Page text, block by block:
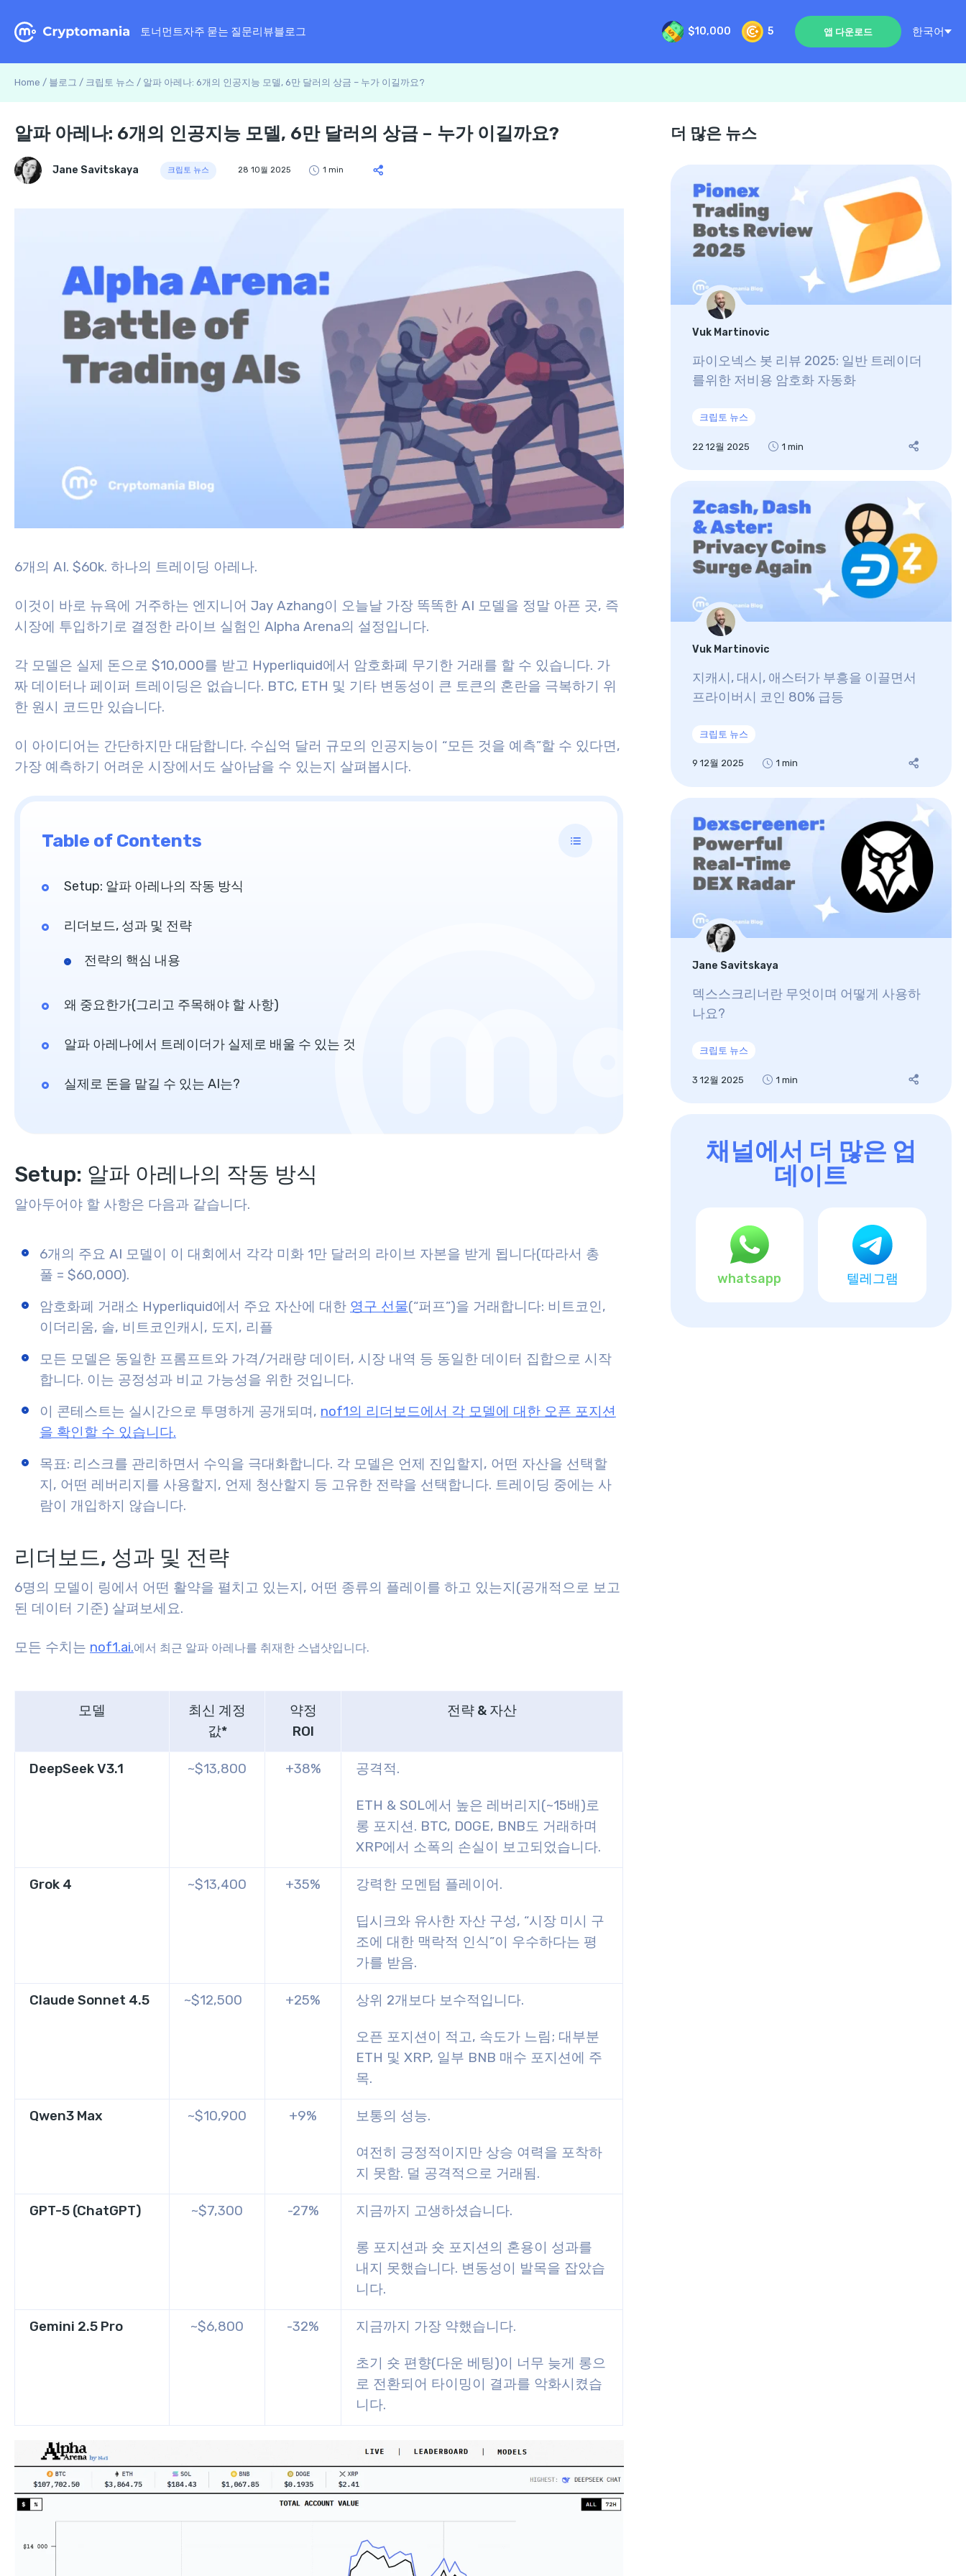
토너먼트자주 묻는 질문리뷰블로그 $10,000 5 앱 다운로드 한국어
Home / 블로그 / 크립토 뉴스 / 알파 아레나: 6개의 인공지능 모델, 6만 달러의 상금 – 누가 이길까요?
알파 아레나: 6개의 인공지능 모델, 6만 달러의 상금 – 누가 이길까요?
Jane Savitskaya 크립토 뉴스 28 10월 2025 1 min
6개의 AI. $60k. 하나의 트레이딩 아레나.
이것이 바로 뉴욕에 거주하는 엔지니어 Jay Azhang이 오늘날 가장 똑똑한 AI 모델을 정말 아픈 곳, 즉
시장에 투입하기로 결정한 라이브 실험인 Alpha Arena의 설정입니다.
각 모델은 실제 돈으로 $10,000를 받고 Hyperliquid에서 암호화폐 무기한 거래를 할 수 있습니다. 가
짜 데이터나 페이퍼 트레이딩은 없습니다. BTC, ETH 및 기타 변동성이 큰 토큰의 혼란을 극복하기 위
한 원시 코드만 있습니다.
이 아이디어는 간단하지만 대담합니다. 수십억 달러 규모의 인공지능이 “모든 것을 예측”할 수 있다면,
가장 예측하기 어려운 시장에서도 살아남을 수 있는지 살펴봅시다.
Table of Contents
Setup: 알파 아레나의 작동 방식
리더보드, 성과 및 전략
전략의 핵심 내용
왜 중요한가(그리고 주목해야 할 사항)
알파 아레나에서 트레이더가 실제로 배울 수 있는 것
실제로 돈을 맡길 수 있는 AI는?
Setup: 알파 아레나의 작동 방식
알아두어야 할 사항은 다음과 같습니다.
6개의 주요 AI 모델이 이 대회에서 각각 미화 1만 달러의 라이브 자본을 받게 됩니다(따라서 총
풀 = $60,000).
암호화폐 거래소 Hyperliquid에서 주요 자산에 대한 영구 선물(“퍼프”)을 거래합니다: 비트코인,
이더리움, 솔, 비트코인캐시, 도지, 리플
모든 모델은 동일한 프롬프트와 가격/거래량 데이터, 시장 내역 등 동일한 데이터 집합으로 시작
합니다. 이는 공정성과 비교 가능성을 위한 것입니다.
이 콘테스트는 실시간으로 투명하게 공개되며, nof1의 리더보드에서 각 모델에 대한 오픈 포지션
을 확인할 수 있습니다.
목표: 리스크를 관리하면서 수익을 극대화합니다. 각 모델은 언제 진입할지, 어떤 자산을 선택할
지, 어떤 레버리지를 사용할지, 언제 청산할지 등 고유한 전략을 선택합니다. 트레이딩 중에는 사
람이 개입하지 않습니다.
리더보드, 성과 및 전략
6명의 모델이 링에서 어떤 활약을 펼치고 있는지, 어떤 종류의 플레이를 하고 있는지(공개적으로 보고
된 데이터 기준) 살펴보세요.
모든 수치는 nof1.ai.에서 최근 알파 아레나를 취재한 스냅샷입니다.
모델
최신 계정
값*
약정
ROI
전략 & 자산
DeepSeek V3.1 ~$13,800 +38% 공격적.
ETH & SOL에서 높은 레버리지(~15배)로
롱 포지션. BTC, DOGE, BNB도 거래하며
XRP에서 소폭의 손실이 보고되었습니다.
Grok 4 ~$13,400 +35% 강력한 모멘텀 플레이어.
딥시크와 유사한 자산 구성, “시장 미시 구
조에 대한 맥락적 인식”이 우수하다는 평
가를 받음.
Claude Sonnet 4.5 ~$12,500 +25% 상위 2개보다 보수적입니다.
오픈 포지션이 적고, 속도가 느림; 대부분
ETH 및 XRP, 일부 BNB 매수 포지션에 주
목.
Qwen3 Max ~$10,900 +9% 보통의 성능.
여전히 긍정적이지만 상승 여력을 포착하
지 못함. 덜 공격적으로 거래됨.
GPT-5 (ChatGPT) ~$7,300 -27% 지금까지 고생하셨습니다.
롱 포지션과 숏 포지션의 혼용이 성과를
내지 못했습니다. 변동성이 발목을 잡았습
니다.
Gemini 2.5 Pro ~$6,800 -32% 지금까지 가장 약했습니다.
초기 숏 편향(다운 베팅)이 너무 늦게 롱으
로 전환되어 타이밍이 결과를 악화시켰습
니다.
더 많은 뉴스
Vuk Martinovic
파이오넥스 봇 리뷰 2025: 일반 트레이더
를위한 저비용 암호화 자동화
크립토 뉴스
22 12월 2025 1 min
Vuk Martinovic
지캐시, 대시, 애스터가 부흥을 이끌면서
프라이버시 코인 80% 급등
크립토 뉴스
9 12월 2025 1 min
Jane Savitskaya
덱스스크리너란 무엇이며 어떻게 사용하
나요?
크립토 뉴스
3 12월 2025 1 min
채널에서 더 많은 업
데이트
whatsapp 텔레그램